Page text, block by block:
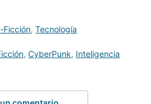
Ficción, Tecnología
, CyberPunk, Inteligencia